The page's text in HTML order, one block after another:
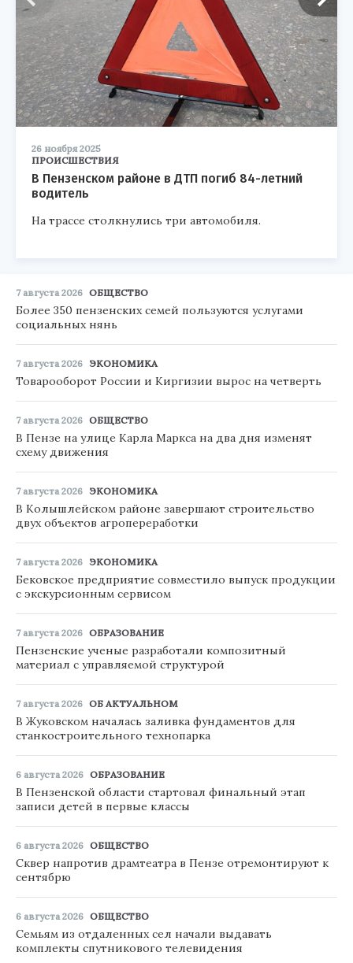
26 ноября 2025
ПРОИСШЕСТВИЯ
В Пензенском районе в ДТП погиб 84-летний
водитель
На трассе столкнулись три автомобиля.
7 августа 2026 ОБЩЕСТВО
Более 350 пензенских семей пользуются услугами
социальных нянь
7 августа 2026 ЭКОНОМИКА
Товарооборот России и Киргизии вырос на четверть
7 августа 2026 ОБЩЕСТВО
В Пензе на улице Карла Маркса на два дня изменят
схему движения
7 августа 2026 ЭКОНОМИКА
В Колышлейском районе завершают строительство
двух объектов агропереработки
7 августа 2026 ЭКОНОМИКА
Бековское предприятие совместило выпуск продукции
с экскурсионным сервисом
7 августа 2026 ОБРАЗОВАНИЕ
Пензенские ученые разработали композитный
материал с управляемой структурой
7 августа 2026 ОБ АКТУАЛЬНОМ
В Жуковском началась заливка фундаментов для
станкостроительного технопарка
6 августа 2026 ОБРАЗОВАНИЕ
В Пензенской области стартовал финальный этап
записи детей в первые классы
6 августа 2026 ОБЩЕСТВО
Сквер напротив драмтеатра в Пензе отремонтируют к
сентябрю
6 августа 2026 ОБЩЕСТВО
Семьям из отдаленных сел начали выдавать
комплекты спутникового телевидения